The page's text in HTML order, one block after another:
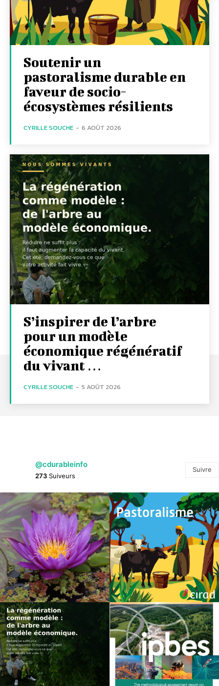
Soutenir un
pastoralisme durable en
faveur de socio-
écosystèmes résilients
CYRILLE SOUCHE - 6 AOÛT 2026
S’inspirer de l’arbre
pour un modèle
économique régénératif
du vivant …
CYRILLE SOUCHE - 5 AOÛT 2026
@cdurableinfo
273 Suiveurs
Suivre